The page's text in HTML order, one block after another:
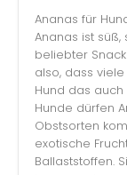
Ananas für
Ananas ist
beliebter
also, dass
Hund das auch
Hunde dürfen
Obstsorten
exotische
Ballaststoffen.